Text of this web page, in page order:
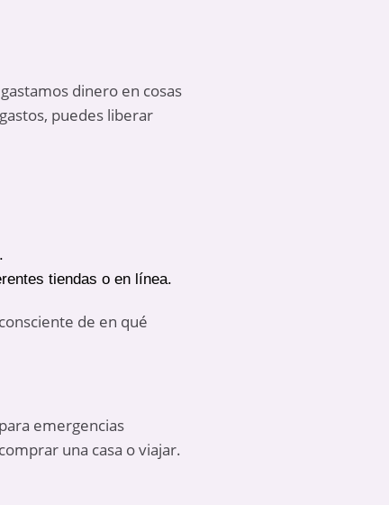
dinero en cosas
puedes liberar
tiendas o en línea.
de en qué
emergencias
una casa o viajar.